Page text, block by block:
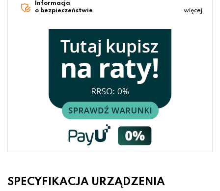
Informacja
o bezpieczeństwie
więcej
SPECYFIKACJA URZĄDZENIA